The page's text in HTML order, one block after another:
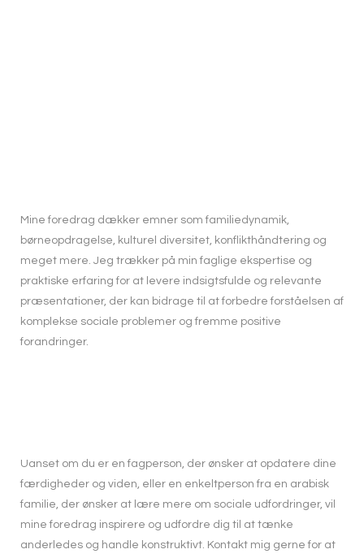
Mine foredrag dækker emner som familiedynamik,
børneopdragelse, kulturel diversitet, konflikthåndtering og
meget mere. Jeg trækker på min faglige ekspertise og
praktiske erfaring for at levere indsigtsfulde og relevante
præsentationer, der kan bidrage til at forbedre forståelsen af
komplekse sociale problemer og fremme positive
forandringer.
Uanset om du er en fagperson, der ønsker at opdatere dine
færdigheder og viden, eller en enkeltperson fra en arabisk
familie, der ønsker at lære mere om sociale udfordringer, vil
mine foredrag inspirere og udfordre dig til at tænke
anderledes og handle konstruktivt. Kontakt mig gerne for at